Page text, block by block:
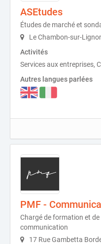
ASEtudes
Études de marché et
Le Chambon-sur-
Activités
Services aux entreprises,
Autres langues parlées
PMF -
Chargé de formation et
communication
17 Rue Gambetta